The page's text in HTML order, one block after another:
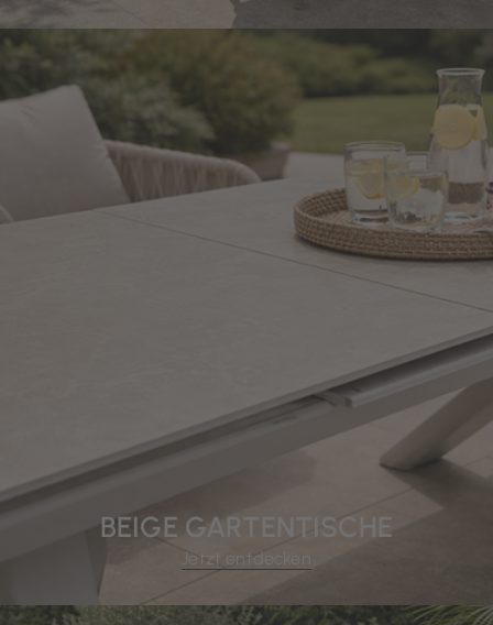
BEIGE GARTENTISCHE
Jetzt entdecken